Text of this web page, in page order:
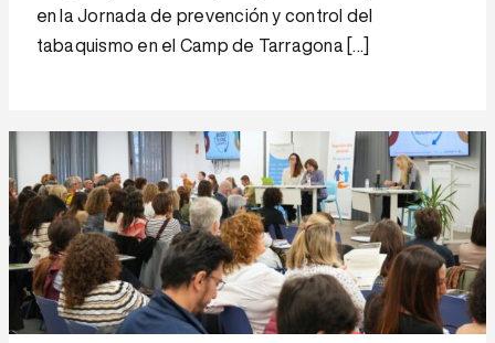
en la Jornada de prevención y control del
tabaquismo en el Camp de Tarragona [...]